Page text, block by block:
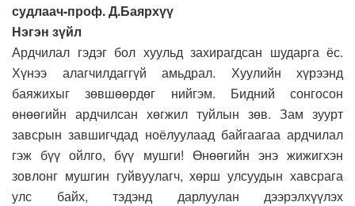
судлаач-проф. Д.Баярхүү
Нэгэн зүйл
Ардчилал гэдэг бол хуульд захирагдсан шударга ёс.
Хүнээ алагчилдаггүй амьдрал. Хуулийн хүрээнд
баяжихыг зөвшөөрдөг нийгэм. Бидний сонгосон
өнөөгийн ардчилсан хөгжил туйлын зөв. Зам зуурт
завсрын завшигчдад ноёлуулаад байгаагаа ардчилал
гэж бүү ойлго, бүү мушги! Өнөөгийн энэ жижигхэн
зовлонг мушгин гуйвуулагч, хөрш улсуудын хавсрага
улс байх, тэдэнд дарлуулан дээрэлхүүлэх